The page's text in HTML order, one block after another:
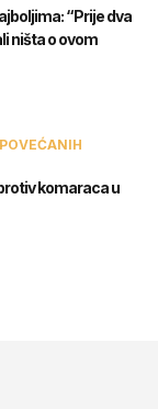
“Prije dva
ništa o ovom
komaraca u